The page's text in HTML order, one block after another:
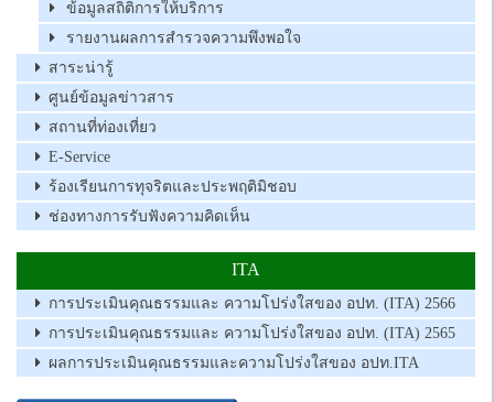
ข้อมูลสถิติการให้บริการ
รายงานผลการสำรวจความพึงพอใจ
สาระน่ารู้
ศูนย์ข้อมูลข่าวสาร
สถานที่ท่องเที่ยว
E-Service
ร้องเรียนการทุจริตและประพฤติมิชอบ
ช่องทางการรับฟังความคิดเห็น
ITA
การประเมินคุณธรรมและ ความโปร่งใสของ อปท. (ITA) 2566
การประเมินคุณธรรมและ ความโปร่งใสของ อปท. (ITA) 2565
ผลการประเมินคุณธรรมและความโปร่งใสของ อปท.ITA